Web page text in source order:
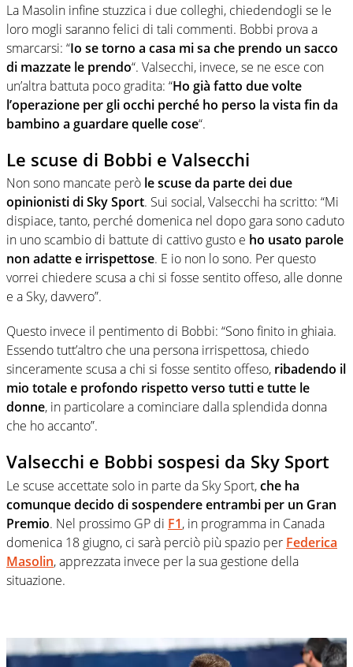
La Masolin infine stuzzica i due colleghi, chiedendogli se le
loro mogli saranno felici di tali commenti. Bobbi prova a
smarcarsi: “Io se torno a casa mi sa che prendo un sacco
di mazzate le prendo“. Valsecchi, invece, se ne esce con
un’altra battuta poco gradita: “Ho già fatto due volte
l’operazione per gli occhi perché ho perso la vista fin da
bambino a guardare quelle cose“.
Le scuse di Bobbi e Valsecchi
Non sono mancate però le scuse da parte dei due
opinionisti di Sky Sport. Sui social, Valsecchi ha scritto: “Mi
dispiace, tanto, perché domenica nel dopo gara sono caduto
in uno scambio di battute di cattivo gusto e ho usato parole
non adatte e irrispettose. E io non lo sono. Per questo
vorrei chiedere scusa a chi si fosse sentito offeso, alle donne
e a Sky, davvero”.
Questo invece il pentimento di Bobbi: “Sono finito in ghiaia.
Essendo tutt’altro che una persona irrispettosa, chiedo
sinceramente scusa a chi si fosse sentito offeso, ribadendo il
mio totale e profondo rispetto verso tutti e tutte le
donne, in particolare a cominciare dalla splendida donna
che ho accanto”.
Valsecchi e Bobbi sospesi da Sky Sport
Le scuse accettate solo in parte da Sky Sport,che ha
comunque decido di sospendere entrambi per un Gran
Premio. Nel prossimo GP di F1, in programma in Canada
domenica 18 giugno, ci sarà perciò più spazio per Federica
Masolin, apprezzata invece per la sua gestione della
situazione.